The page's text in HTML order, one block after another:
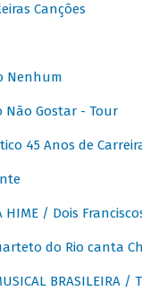
Canções
Nenhum
Não Gostar - Tour
45 Anos de
HIME / Dois
do Rio canta